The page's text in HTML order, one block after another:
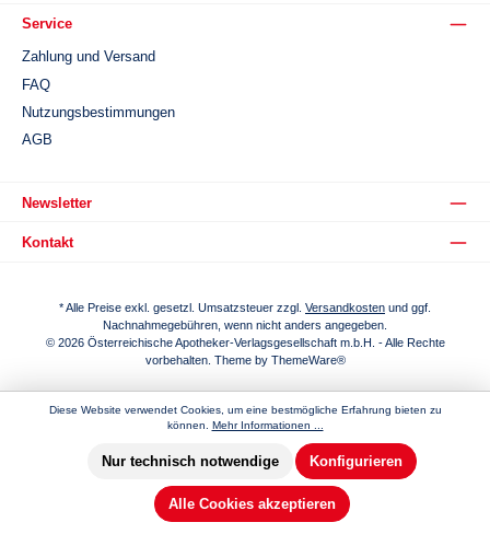
Service
Zahlung und Versand
FAQ
Nutzungsbestimmungen
AGB
Newsletter
Kontakt
* Alle Preise exkl. gesetzl. Umsatzsteuer zzgl. Versandkosten und ggf.
Nachnahmegebühren, wenn nicht anders angegeben.
© 2026 Österreichische Apotheker-Verlagsgesellschaft m.b.H. - Alle Rechte
vorbehalten. Theme by ThemeWare®
Diese Website verwendet Cookies, um eine bestmögliche Erfahrung bieten zu
können. Mehr Informationen ...
Nur technisch notwendige Konfigurieren
Alle Cookies akzeptieren